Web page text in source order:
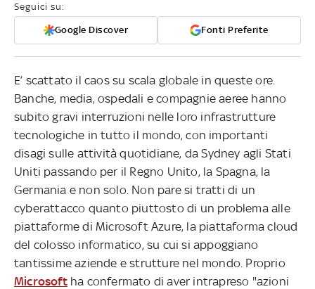
Seguici su:
Google Discover Fonti Preferite
E’ scattato il caos su scala globale in queste ore.
Banche, media, ospedali e compagnie aeree hanno
subito gravi interruzioni nelle loro infrastrutture
tecnologiche in tutto il mondo, con importanti
disagi sulle attività quotidiane, da Sydney agli Stati
Uniti passando per il Regno Unito, la Spagna, la
Germania e non solo. Non pare si tratti di un
cyberattacco quanto piuttosto di un problema alle
piattaforme di Microsoft Azure, la piattaforma cloud
del colosso informatico, su cui si appoggiano
tantissime aziende e strutture nel mondo. Proprio
Microsoftha confermato di aver intrapreso "azioni